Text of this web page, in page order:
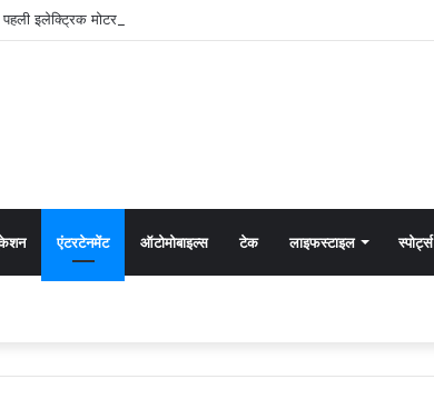
इलेक्ट्रिक मोटरसाइकिल ‘EX’ लॉन्च की, शुरुआती कीमत Rs. 1,24,999
एंटरटेनमेंट ऑटोमोबाइल्स टेक लाइफस्टाइल स्पोर्ट्स